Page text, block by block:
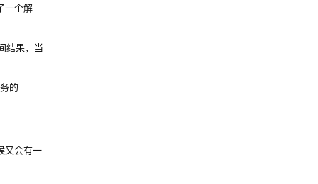
一个解
结果，当
的
又会有一